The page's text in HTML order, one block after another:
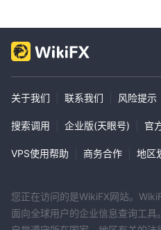
关于我们 联系我们 风险提示
搜索调用 企业版(天眼号) 官
VPS使用帮助 商务合作 地区
您正在访问的是WikiFX网站。
面向全球用户的企业信息查询工